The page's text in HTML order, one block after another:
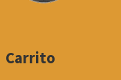
Carrito